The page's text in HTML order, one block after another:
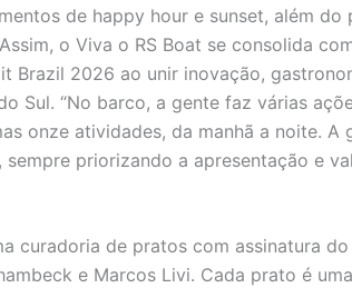
de happy hour e sunset, além
o Viva o RS Boat se consolida
Brazil 2026 ao unir inovação,
Sul. “No barco, a gente faz várias
onze atividades, da manhã a noite.
priorizando a apresentação e
curadoria de pratos com assinatura
e Marcos Livi. Cada prato é